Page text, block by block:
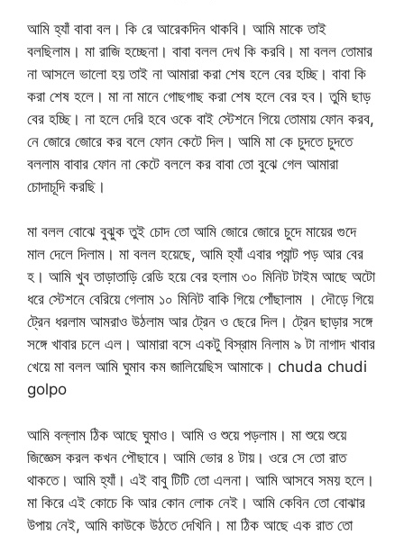
আমি হ্যাঁ বাবা বল। কি রে আরেকদিন থাকবি। আমি মাকে তাই
বলছিলাম। মা রাজি হচ্ছেনা। বাবা বলল দেখ কি করবি। মা বলল তোমার
না আসলে ভালো হয় তাই না আমারা করা শেষ হলে বের হচ্ছি। বাবা কি
করা শেষ হলে। মা না মানে গোছগাছ করা শেষ হলে বের হব। তুমি ছাড়
বের হচ্ছি। না হলে দেরি হবে ওকে বাই স্টেশনে গিয়ে তোমায় ফোন করব,
নে জোরে জোরে কর বলে ফোন কেটে দিল। আমি মা কে চুদতে চুদতে
বললাম বাবার ফোন না কেটে বললে কর বাবা তো বুঝে গেল আমারা
চোদাচূদি করছি।
মা বলল বোঝে বুঝুক তুই চোদ তো আমি জোরে জোরে চুদে মায়ের গুদে
মাল দেলে দিলাম। মা বলল হয়েছে, আমি হ্যাঁ এবার প্যান্ট পড় আর বের
হ। আমি খুব তাড়াতাড়ি রেডি হয়ে বের হলাম ৩০ মিনিট টাইম আছে অটো
ধরে স্টেশনে বেরিয়ে গেলাম ১০ মিনিট বাকি গিয়ে পোঁছালাম । দৌড়ে গিয়ে
ট্রেন ধরলাম আমরাও উঠলাম আর ট্রেন ও ছেরে দিল। ট্রেন ছাড়ার সঙ্গে
সঙ্গে খাবার চলে এল। আমারা বসে একটু বিস্রাম নিলাম ৯ টা নাগাদ খাবার
খেয়ে মা বলল আমি ঘুমাব কম জালিয়েছিস আমাকে। chuda chudi
golpo
আমি বল্লাম ঠিক আছে ঘুমাও। আমি ও শুয়ে পড়লাম। মা শুয়ে শুয়ে
জিজ্ঞেস করল কখন পৌছাবে। আমি ভোর ৪ টায়। ওরে সে তো রাত
থাকতে। আমি হ্যাঁ। এই বাবু টিটি তো এলনা। আমি আসবে সময় হলে।
মা কিরে এই কোচে কি আর কোন লোক নেই। আমি কেবিন তো বোঝার
উপায় নেই, আমি কাউকে উঠতে দেখিনি। মা ঠিক আছে এক রাত তো